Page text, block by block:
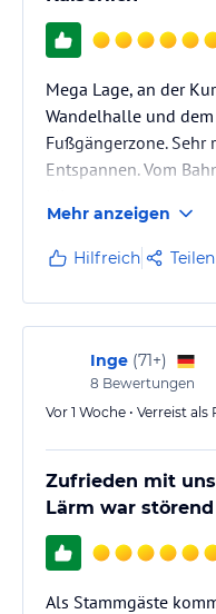
Angaben ohne Gewähr.
verbindlichen
Mega Lage, an der
Wandelhalle und
Fußgängerzone.
Entspannen. Vom
Mehr anzeigen
Hilfreich Teilen
Inge (71+)
8 Bewertungen
Vor 1 Woche • Verreist
Zufrieden mit
Lärm war störend
Als Stammgäste